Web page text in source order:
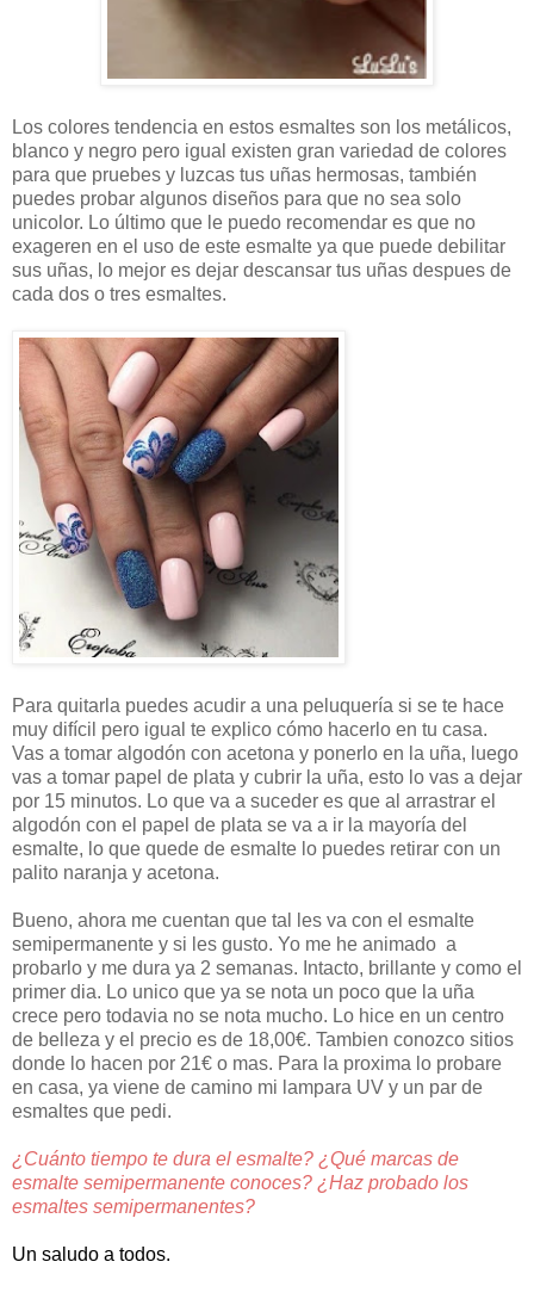
Los colores tendencia en estos esmaltes son los metálicos,
blanco y negro pero igual existen gran variedad de colores
para que pruebes y luzcas tus uñas hermosas, también
puedes probar algunos diseños para que no sea solo
unicolor. Lo último que le puedo recomendar es que no
exageren en el uso de este esmalte ya que puede debilitar
sus uñas, lo mejor es dejar descansar tus uñas despues de
cada dos o tres esmaltes.
Para quitarla puedes acudir a una peluquería si se te hace
muy difícil pero igual te explico cómo hacerlo en tu casa.
Vas a tomar algodón con acetona y ponerlo en la uña, luego
vas a tomar papel de plata y cubrir la uña, esto lo vas a dejar
por 15 minutos. Lo que va a suceder es que al arrastrar el
algodón con el papel de plata se va a ir la mayoría del
esmalte, lo que quede de esmalte lo puedes retirar con un
palito naranja y acetona.
Bueno, ahora me cuentan que tal les va con el esmalte
semipermanente y si les gusto. Yo me he animado a
probarlo y me dura ya 2 semanas. Intacto, brillante y como el
primer dia. Lo unico que ya se nota un poco que la uña
crece pero todavia no se nota mucho. Lo hice en un centro
de belleza y el precio es de 18,00€. Tambien conozco sitios
donde lo hacen por 21€ o mas. Para la proxima lo probare
en casa, ya viene de camino mi lampara UV y un par de
esmaltes que pedi.
¿Cuánto tiempo te dura el esmalte? ¿Qué marcas de
esmalte semipermanente conoces? ¿Haz probado los
esmaltes semipermanentes?
Un saludo a todos.